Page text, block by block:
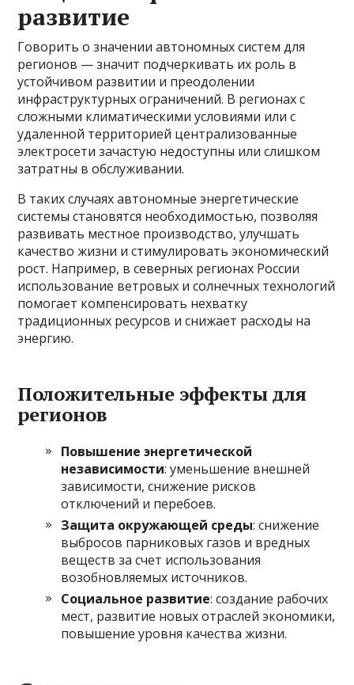
развитие
Говорить о значении автономных систем для
регионов — значит подчеркивать их роль в
устойчивом развитии и преодолении
инфраструктурных ограничений. В регионах с
сложными климатическими условиями или с
удаленной территорией централизованные
электросети зачастую недоступны или слишком
затратны в обслуживании.
В таких случаях автономные энергетические
системы становятся необходимостью, позволяя
развивать местное производство, улучшать
качество жизни и стимулировать экономический
рост. Например, в северных регионах России
использование ветровых и солнечных технологий
помогает компенсировать нехватку
традиционных ресурсов и снижает расходы на
энергию.
Положительные эффекты для
регионов
Повышение энергетической
независимости: уменьшение внешней
зависимости, снижение рисков
отключений и перебоев.
Защита окружающей среды: снижение
выбросов парниковых газов и вредных
веществ за счет использования
возобновляемых источников.
Социальное развитие: создание рабочих
мест, развитие новых отраслей экономики,
повышение уровня качества жизни.